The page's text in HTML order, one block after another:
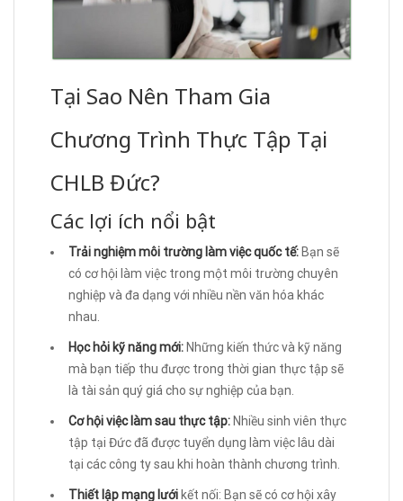
Tại Sao Nên Tham Gia
Chương Trình Thực Tập Tại
CHLB Đức?
Các lợi ích nổi bật
Trải nghiệm môi trường làm việc quốc tế: Bạn sẽ
có cơ hội làm việc trong một môi trường chuyên
nghiệp và đa dạng với nhiều nền văn hóa khác
nhau.
Học hỏi kỹ năng mới: Những kiến thức và kỹ năng
mà bạn tiếp thu được trong thời gian thực tập sẽ
là tài sản quý giá cho sự nghiệp của bạn.
Cơ hội việc làm sau thực tập: Nhiều sinh viên thực
tập tại Đức đã được tuyển dụng làm việc lâu dài
tại các công ty sau khi hoàn thành chương trình.
Thiết lập mạng lưới kết nối: Bạn sẽ có cơ hội xây